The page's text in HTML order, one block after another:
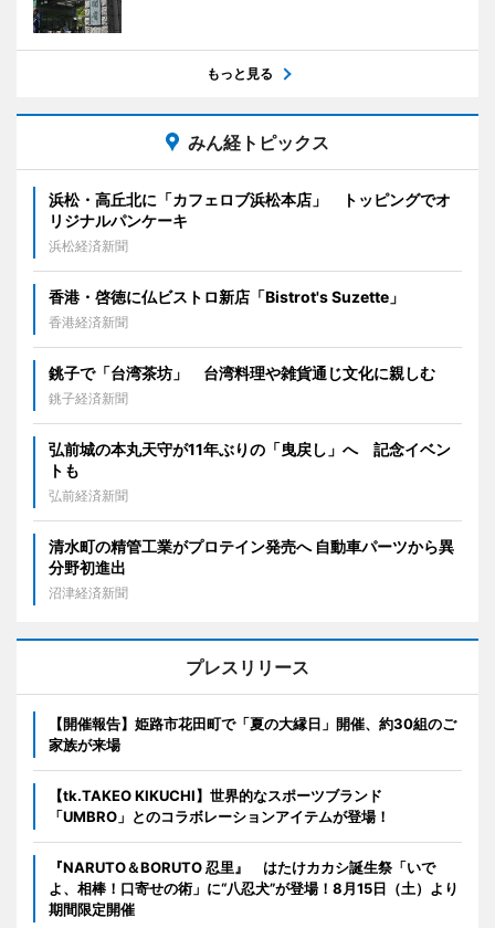
もっと見る
みん経トピックス
浜松・高丘北に「カフェロブ浜松本店」 トッピングでオ
リジナルパンケーキ
浜松経済新聞
香港・啓徳に仏ビストロ新店「Bistrot's Suzette」
香港経済新聞
銚子で「台湾茶坊」 台湾料理や雑貨通じ文化に親しむ
銚子経済新聞
弘前城の本丸天守が11年ぶりの「曳戻し」へ 記念イベン
トも
弘前経済新聞
清水町の精管工業がプロテイン発売へ 自動車パーツから異
分野初進出
沼津経済新聞
プレスリリース
【開催報告】姫路市花田町で「夏の大縁日」開催、約30組のご
家族が来場
【tk.TAKEO KIKUCHI】世界的なスポーツブランド
「UMBRO」とのコラボレーションアイテムが登場！
『NARUTO＆BORUTO 忍里』 はたけカカシ誕生祭「いで
よ、相棒！口寄せの術」に“八忍犬”が登場！8月15日（土）より
期間限定開催